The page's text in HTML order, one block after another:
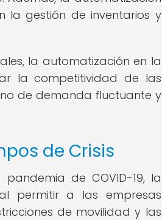
la gestión de inventarios y
la automatización en la
la competitividad de las
de demanda fluctuante y
de Crisis
de COVID-19, la
permitir a las empresas
de movilidad y las